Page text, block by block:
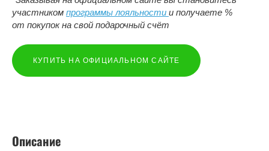
участником программы лояльности и получаете %
от покупок на свой подарочный счёт
КУПИТЬ НА ОФИЦИАЛЬНОМ САЙТЕ
Описание